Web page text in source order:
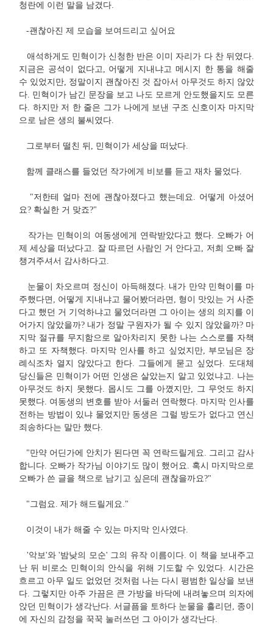
청란에 이런 말을 남겼다.
-괜찮아진 제 모습을 보여드리고 싶어요
애석하게도 민혁이가 신청한 반은 이미 자리가 다 찬 뒤였다.
지금은 공석이 없다고, 어떻게 지내냐고 메시지 한 통을 해줄
수 있었지만, 정말이지 괜찮아진 것 잡아서 아무것도 하지 않았
다. 민혁이가 남긴 문장을 보고 나도 모르게 안도했을지도 모른
다. 하지만 저 한 줄은 그가 나에게 보낸 구조 신호이자 마지막
으로 남은 생의 불씨였다.
그로부터 떨친 뒤, 민혁이가 세상을 떠났다.
함께 클래스를 들었던 작가에게 비보를 듣고 재차 물었다.
"저한테 얼마 전에 괜찮아졌다고 했는데요. 어떻게 아셨어
요? 확실한 거 맞죠?"
작가는 민혁이의 여동생에게 연락받았다고 했다. 오빠가 어
제 세상을 떠났다고. 잘 따르던 사람인 거 안다고, 저희 오빠 잘
챙겨주셔서 감사하다고.
눈물이 차오르며 정신이 아득해졌다. 내가 만약 민혁이를 마
주했다면, 어떻게 지내냐고 물어봤더라면, 형이 맛있는 거 사준
다고 했던 거 기억하냐고 물었더라면 그 아이는 생의 의지를 이
어가지 않았을까? 내가 정말 구원자가 될 수 있지 않았을까? 마
지막 절규를 무지함으로 알아차리지 못한 나는 스스로를 자책
하고 또 자책했다. 마지막 인사를 하고 싶었지만, 부모님은 장
례식조차 열지 않았다고 한다. 그들에게 묻고 싶었다. 도대체
당신들은 민혁이가 어떤 인생은 살았는지 알고 있었냐고. 나는
아무것도 하지 못했다. 몹시도 그를 아꼈지만, 그 무엇도 하지
못했다. 여동생의 변호를 받아 서둘러 연락했다. 마지막 인사를
전하는 방법이 있냐 물었지만 동생은 그럴 방도가 없다고 연신
죄송하다는 말만 했다.
"만약 어딘가에 안치가 된다면 꼭 연락드릴게요. 그리고 감사
합니다. 오빠가 작가님 이야기도 많이 했어요. 혹시 마지막으로
오빠가 쓴 글을 책으로 남기고 싶은데 괜찮을까요?"
"그럼요. 제가 해드릴게요."
이것이 내가 해줄 수 있는 마지막 인사였다.
'악보'와 '밤낮의 모순' 그의 유작 이름이다. 이 책을 보내주고
난 뒤 비로소 민혁이의 안식을 위해 기도할 수 있었다. 시간은
흐르고 아무 일도 없었던 것처럼 나는 다시 평범한 일상을 보낸
다. 그렇지만 아주 가끔은 큰 가방을 바닥에 내려놓으며 의자에
앉던 민혁이가 생각난다. 서글픔을 토하다 눈물을 흘리던, 종이
에 자신의 감정을 꾹꾹 눌러쓰던 그 아이가 생각난다.